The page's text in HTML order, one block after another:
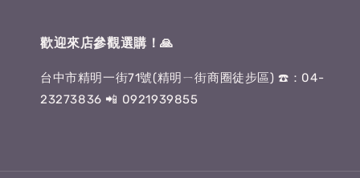
歡迎來店參觀選購！🙏
台中市精明一街71號(精明ㄧ街商圈徒步區) ☎️：04-
23273836 📲 0921939855